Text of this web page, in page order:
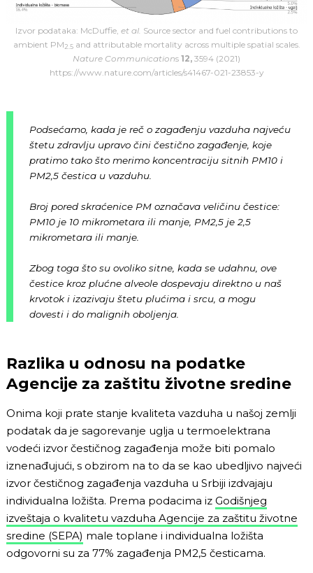
Izvor podataka: McDuffie, et al. Source sector and fuel contributions to
ambient PM2.5and attributable mortality across multiple spatial scales.
Nature Communications 12, 3594 (2021)
https://www.nature.com/articles/s41467-021-23853-y
Podsećamo, kada je reč o zagađenju vazduha najveću
štetu zdravlju upravo čini čestično zagađenje, koje
pratimo tako što merimo koncentraciju sitnih PM10 i
PM2,5 čestica u vazduhu.
Broj pored skraćenice PM označava veličinu čestice:
PM10 je 10 mikrometara ili manje, PM2,5 je 2,5
mikrometara ili manje.
Zbog toga što su ovoliko sitne, kada se udahnu, ove
čestice kroz plućne alveole dospevaju direktno u naš
krvotok i izazivaju štetu plućima i srcu, a mogu
dovesti i do malignih oboljenja.
Razlika u odnosu na podatke
Agencije za zaštitu životne sredine
Onima koji prate stanje kvaliteta vazduha u našoj zemlji
podatak da je sagorevanje uglja u termoelektrana
vodeći izvor čestičnog zagađenja može biti pomalo
iznenađujući, s obzirom na to da se kao ubedljivo najveći
izvor čestičnog zagađenja vazduha u Srbiji izdvajaju
individualna ložišta. Prema podacima iz Godišnjeg
izveštaja o kvalitetu vazduha Agencije za zaštitu životne
sredine (SEPA) male toplane i individualna ložišta
odgovorni su za 77% zagađenja PM2,5 česticama.